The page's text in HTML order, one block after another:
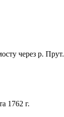
через р. Прут.
1762 г.